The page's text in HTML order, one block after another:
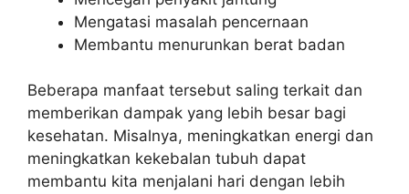
Mengatasi masalah pencernaan
Membantu menurunkan berat badan
Beberapa manfaat tersebut saling terkait dan
memberikan dampak yang lebih besar bagi
kesehatan. Misalnya, meningkatkan energi dan
meningkatkan kekebalan tubuh dapat
membantu kita menjalani hari dengan lebih